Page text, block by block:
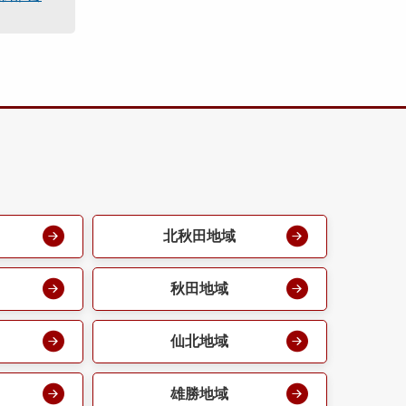
北秋田地域
秋田地域
仙北地域
雄勝地域